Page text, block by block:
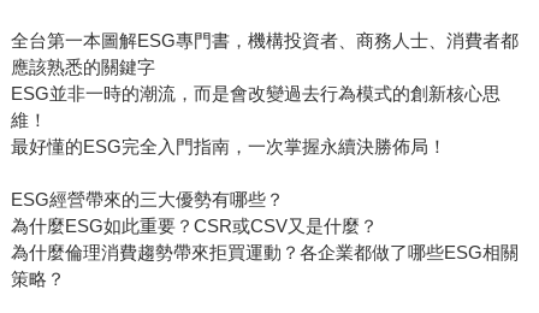
全台第一本圖解ESG專門書，機構投資者、商務人士、消費者都
應該熟悉的關鍵字
ESG並非一時的潮流，而是會改變過去行為模式的創新核心思
維！
最好懂的ESG完全入門指南，一次掌握永續決勝佈局！
ESG經營帶來的三大優勢有哪些？
為什麼ESG如此重要？CSR或CSV又是什麼？
為什麼倫理消費趨勢帶來拒買運動？各企業都做了哪些ESG相關
策略？